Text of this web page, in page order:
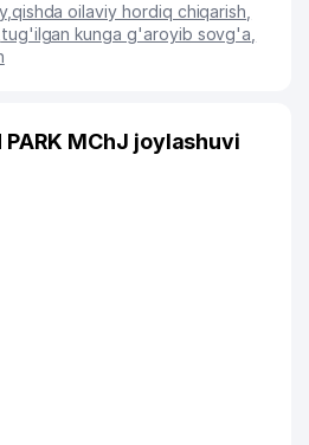
,qishda oilaviy hordiq chiqarish
tug'ilgan kunga g'aroyib sovg'a
PARK MChJ joylashuvi